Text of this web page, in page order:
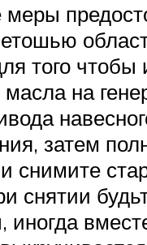
меры
того чтобы
на
затем
снимите
снятии
иногда